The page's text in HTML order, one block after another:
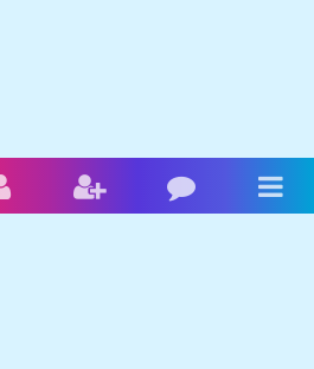
ConnexionInscriptionBlog